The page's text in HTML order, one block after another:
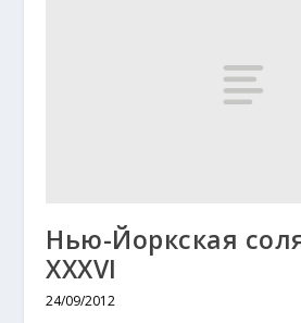
Нью-Йоркская
XXХVI
24/09/2012